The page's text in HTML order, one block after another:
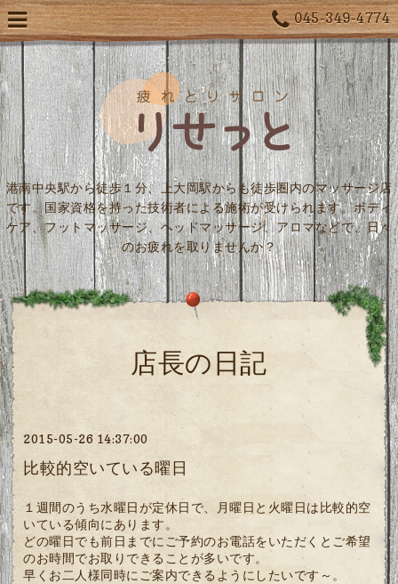
045-349-4774
港南中央駅から徒歩１分、上大岡駅からも徒歩圏内のマッサージ店
です。国家資格を持った技術者による施術が受けられます。ボディ
ケア、フットマッサージ、ヘッドマッサージ、アロマなどで、日々
のお疲れを取りませんか？
店長の日記
2015-05-26 14:37:00
比較的空いている曜日
１週間のうち水曜日が定休日で、月曜日と火曜日は比較的空
いている傾向にあります。
どの曜日でも前日までにご予約のお電話をいただくとご希望
のお時間でお取りできることが多いです。
早くお二人様同時にご案内できるようにしたいです～。